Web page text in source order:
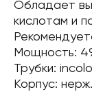
Обладает
кислотам и
Мощность:
Трубки:
Корпус: